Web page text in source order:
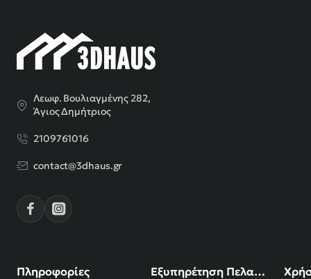
Λεωφ. Βουλιαγμένης 282,
Άγιος Δημήτριος
2109761016
contact@3dhaus.gr
Πληροφορίες Εξυπηρέτηση Πελατών